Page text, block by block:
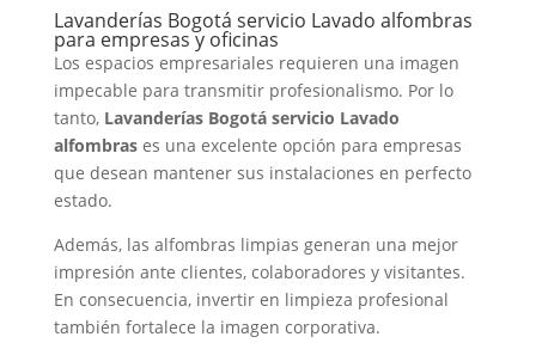
Lavanderías Bogotá servicio Lavado alfombras
para empresas y oficinas
Los espacios empresariales requieren una imagen
impecable para transmitir profesionalismo. Por lo
tanto, Lavanderías Bogotá servicio Lavado
alfombrases una excelente opción para empresas
que desean mantener sus instalaciones en perfecto
estado.
Además, las alfombras limpias generan una mejor
impresión ante clientes, colaboradores y visitantes.
En consecuencia, invertir en limpieza profesional
también fortalece la imagen corporativa.